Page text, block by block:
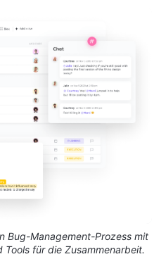
Bug-Management-Prozess mit
für die Zusammenarbeit.